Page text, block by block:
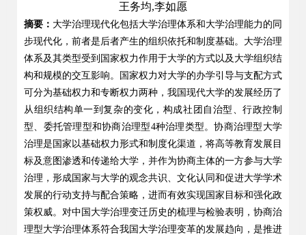
t
i
o
n
王务均,李如愿
摘要： 大学治理现代化包括大学治理体系和大学治理能力的同
步现代化，前者是后者产生的组织依托和制度基础。大学治理
体系及其类型受到国家权力作用于大学的方式以及大学组织结
构和规模的交互影响。国家权力对大学的办学引导与支配方式
可分为基础权力和专断权力两种，我国现代大学的发展经历了
从组织结构单一到复杂的变化，构成社团自治型、行政控制
型、委托管理型和协商治理型4种治理类型。协商治理型大学
治理是国家以基础权力形式和制度化渠道，将高等教育发展目
标及意图渗透和传递给大学，并作为协商主体的一方参与大学
治理，形成国家与大学的观念共识、文化认同和促进大学学术
发展的行动支持与配合策略，进而有效实现国家目标和强化政
策权威。对中国大学治理变迁历史的梳理与检验表明，协商治
理型大学治理体系符合我国大学治理变革的发展趋向，是推进